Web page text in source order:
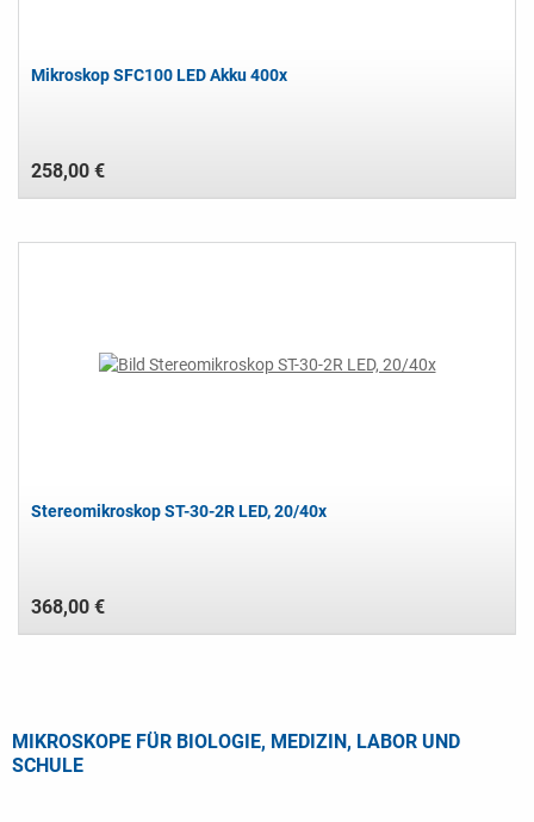
Mikroskop SFC100 LED Akku 400x
258,00 €
Stereomikroskop ST-30-2R LED, 20/40x
368,00 €
MIKROSKOPE FÜR BIOLOGIE, MEDIZIN, LABOR UND
SCHULE